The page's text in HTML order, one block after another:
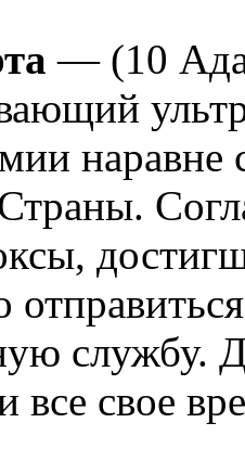
— (10
службу.
все свое